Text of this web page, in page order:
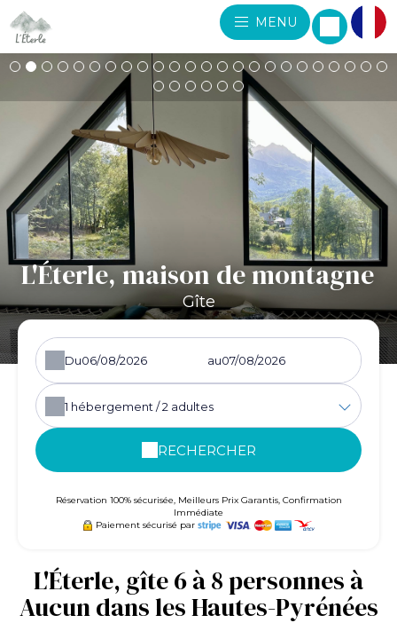
MENU
L'Éterle, maison de montagne
Gîte
Du au
1 hébergement /2 adultes
RECHERCHER
Réservation 100% sécurisée, Meilleurs Prix Garantis, Confirmation
Immédiate
Paiement sécurisé par
L'Éterle, gîte 6 à 8 personnes à
Aucun dans les Hautes-Pyrénées